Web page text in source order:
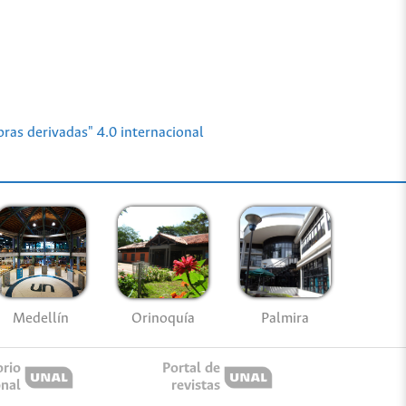
derivadas" 4.0 internacional
Medellín Orinoquía Palmira
Portal de
revistas